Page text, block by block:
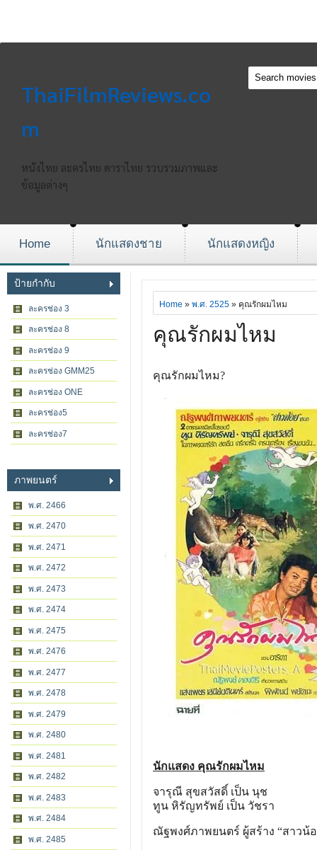
ThaiFilmReviews.co
m
หนังไทย ละครไทย ดาราไทย รวบรวมภาพและ
ข้อมูลต่างๆ
Home นักแสดงชาย นักแสดงหญิง
ป้ายกำกับ
ละครช่อง 3
ละครช่อง 8
ละครช่อง 9
ละครช่อง GMM25
ละครช่อง ONE
ละครช่อง5
ละครช่อง7
ภาพยนตร์
พ.ศ. 2466
พ.ศ. 2470
พ.ศ. 2471
พ.ศ. 2472
พ.ศ. 2473
พ.ศ. 2474
พ.ศ. 2475
พ.ศ. 2476
พ.ศ. 2477
พ.ศ. 2478
พ.ศ. 2479
พ.ศ. 2480
พ.ศ. 2481
พ.ศ. 2482
พ.ศ. 2483
พ.ศ. 2484
พ.ศ. 2485
Home » พ.ศ. 2525 » คุณรักผมไหม
คุณรักผมไหม
คุณรักผมไหม?
นักแสดง คุณรักผมไหม
จารุณี สุขสวัสดิ์ เป็น นุช
ทูน หิรัญทรัพย์ เป็น วัชรา
ณัฐพงศ์ภาพยนตร์ ผู้สร้าง “สาวน้อ